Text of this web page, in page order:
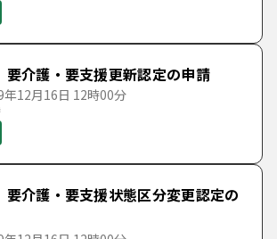
要介護・要支援更新認定の申請
年12月16日 12時00分
要介護・要支援状態区分変更認定の